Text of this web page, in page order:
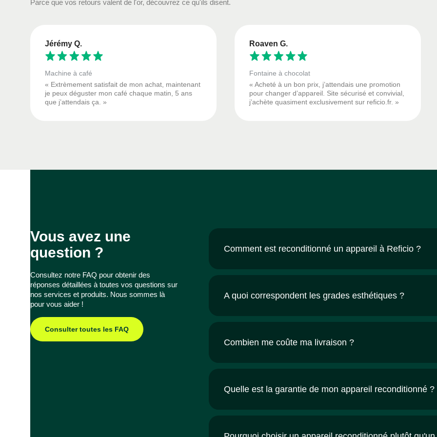
Parce que vos retours valent de l'or, découvrez ce qu'ils disent.
Jérémy Q.
Machine à café
« Extrèmement satisfait de mon achat, maintenant
je peux déguster mon café chaque matin, 5 ans
que j’attendais ça. »
Roaven G.
Fontaine à chocolat
« Acheté à un bon prix, j’attendais une promotion
pour changer d’appareil. Site sécurisé et convivial,
j’achète quasiment exclusivement sur reficio.fr. »
Vous avez une
question ?
Consultez notre FAQ pour obtenir des
réponses détaillées à toutes vos questions sur
nos services et produits. Nous sommes là
pour vous aider !
Consulter toutes les FAQ
Comment est reconditionné un appareil à Reficio ?
A quoi correspondent les grades esthétiques ?
Combien me coûte ma livraison ?
Quelle est la garantie de mon appareil reconditionné ?